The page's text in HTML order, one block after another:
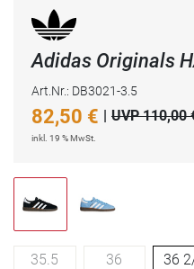
Adidas Originals
Art.Nr.: DB3021-3.5
82,50 € UVP 110,00
inkl. 19 % MwSt.
35.5 36 36